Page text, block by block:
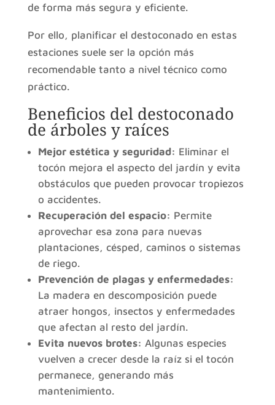
de forma más segura y eficiente.
Por ello, planificar el destoconado en estas
estaciones suele ser la opción más
recomendable tanto a nivel técnico como
práctico.
Beneficios del destoconado
de árboles y raíces
Mejor estética y seguridad: Eliminar el
tocón mejora el aspecto del jardín y evita
obstáculos que pueden provocar tropiezos
o accidentes.
Recuperación del espacio: Permite
aprovechar esa zona para nuevas
plantaciones, césped, caminos o sistemas
de riego.
Prevención de plagas y enfermedades:
La madera en descomposición puede
atraer hongos, insectos y enfermedades
que afectan al resto del jardín.
Evita nuevos brotes: Algunas especies
vuelven a crecer desde la raíz si el tocón
permanece, generando más
mantenimiento.